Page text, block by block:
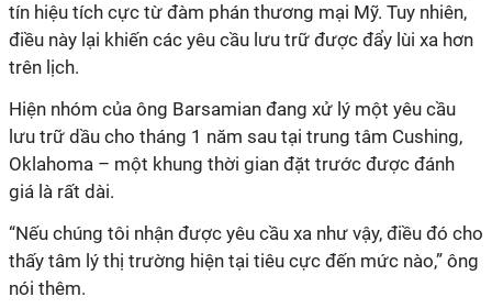
tín hiệu tích cực từ đàm phán thương mại Mỹ. Tuy nhiên,
điều này lại khiến các yêu cầu lưu trữ được đẩy lùi xa hơn
trên lịch.
Hiện nhóm của ông Barsamian đang xử lý một yêu cầu
lưu trữ dầu cho tháng 1 năm sau tại trung tâm Cushing,
Oklahoma – một khung thời gian đặt trước được đánh
giá là rất dài.
“Nếu chúng tôi nhận được yêu cầu xa như vậy, điều đó cho
thấy tâm lý thị trường hiện tại tiêu cực đến mức nào,” ông
nói thêm.